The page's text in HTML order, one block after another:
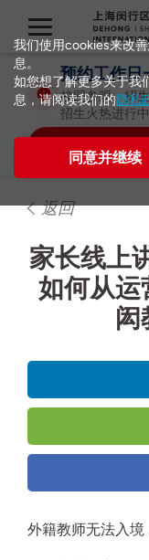
预约工作日
校园参观、招
招生火热进行中
返回
家长线上
如何从运
闳
外籍教师无法入境
我们使用cookies来改
息。
如您想了解更多关于我
息，请阅读我们的隐私
同意并继续